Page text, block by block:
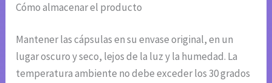
Cómo almacenar el producto
Mantener las cápsulas en su envase original, en un
lugar oscuro y seco, lejos de la luz y la humedad. La
temperatura ambiente no debe exceder los 30 grados